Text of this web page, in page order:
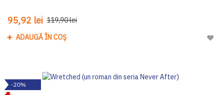
95,92 lei 119,90 lei
ADAUGĂ ÎN COȘ
-20%